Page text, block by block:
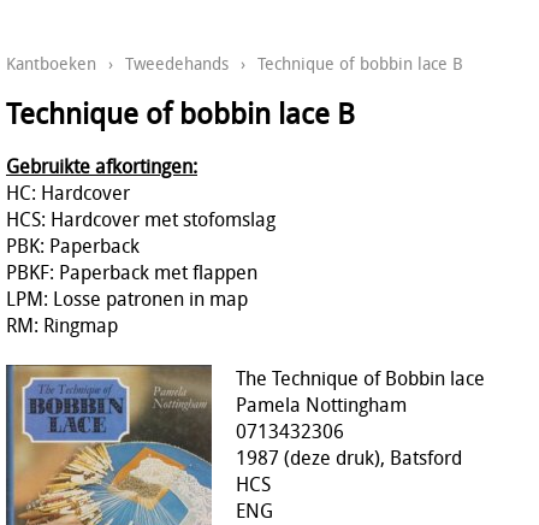
Kantboeken › Tweedehands › Technique of bobbin lace B
Technique of bobbin lace B
Gebruikte afkortingen:
HC: Hardcover
HCS: Hardcover met stofomslag
PBK: Paperback
PBKF: Paperback met flappen
LPM: Losse patronen in map
RM: Ringmap
The Technique of Bobbin lace
Pamela Nottingham
0713432306
1987 (deze druk), Batsford
HCS
ENG